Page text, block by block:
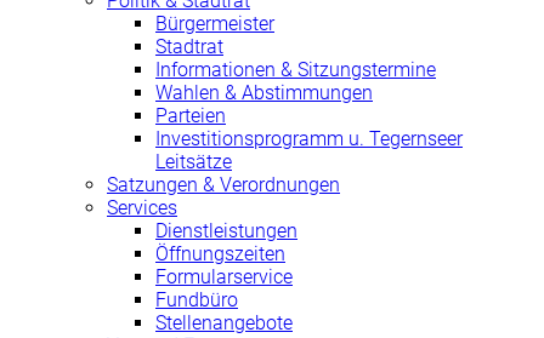
Bürgermeister
Stadtrat
Informationen & Sitzungstermine
Wahlen & Abstimmungen
Parteien
Investitionsprogramm u. Tegernseer
Leitsätze
Satzungen & Verordnungen
Services
Dienstleistungen
Öffnungszeiten
Formularservice
Fundbüro
Stellenangebote